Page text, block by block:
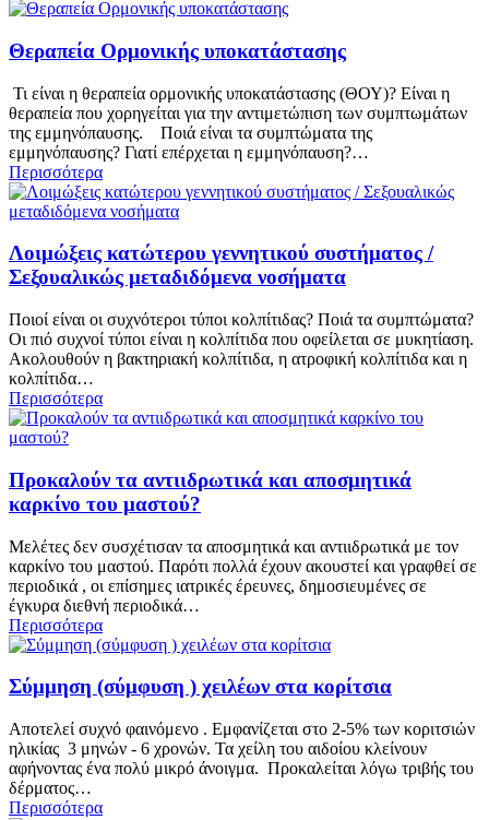
Θεραπεία Ορμονικής υποκατάστασης
Τι είναι η θεραπεία ορμονικής υποκατάστασης (ΘΟΥ)? Είναι η
θεραπεία που χορηγείται για την αντιμετώπιση των συμπτωμάτων
της εμμηνόπαυσης. Ποιά είναι τα συμπτώματα της
εμμηνόπαυσης? Γιατί επέρχεται η εμμηνόπαυση?…
Περισσότερα
Λοιμώξεις κατώτερου γεννητικού συστήματος /
Σεξουαλικώς μεταδιδόμενα νοσήματα
Ποιοί είναι οι συχνότεροι τύποι κολπίτιδας? Ποιά τα συμπτώματα?
Οι πιό συχνοί τύποι είναι η κολπίτιδα που οφείλεται σε μυκητίαση.
Ακολουθούν η βακτηριακή κολπίτιδα, η ατροφική κολπίτιδα και η
κολπίτιδα…
Περισσότερα
Προκαλούν τα αντιιδρωτικά και αποσμητικά
καρκίνο του μαστού?
Μελέτες δεν συσχέτισαν τα αποσμητικά και αντιιδρωτικά με τον
καρκίνο του μαστού. Παρότι πολλά έχουν ακουστεί και γραφθεί σε
περιοδικά , οι επίσημες ιατρικές έρευνες, δημοσιευμένες σε
έγκυρα διεθνή περιοδικά…
Περισσότερα
Σύμμηση (σύμφυση ) χειλέων στα κορίτσια
Αποτελεί συχνό φαινόμενο . Εμφανίζεται στο 2-5% των κοριτσιών
ηλικίας 3 μηνών - 6 χρονών. Τα χείλη του αιδοίου κλείνουν
αφήνοντας ένα πολύ μικρό άνοιγμα. Προκαλείται λόγω τριβής του
δέρματος…
Περισσότερα